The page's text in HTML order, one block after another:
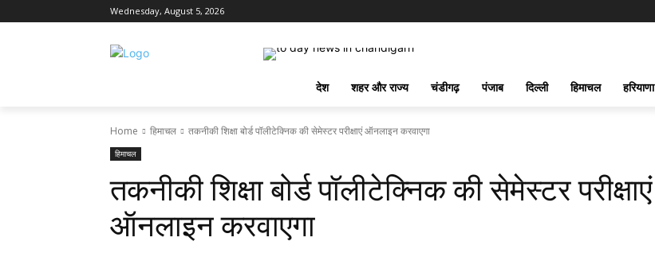
Wednesday, August 5, 2026
देश शहर और राज्य चंडीगढ़ पंजाब दिल्ली हिमाचल हरियाणा
Home हिमाचल तकनीकी शिक्षा बोर्ड पॉलीटेक्निक की सेमेस्टर परीक्षाएं ऑनलाइन करवाएगा
हिमाचल
तकनीकी शिक्षा बोर्ड पॉलीटेक्निक की सेमेस्टर परीक्षाएं
ऑनलाइन करवाएगा